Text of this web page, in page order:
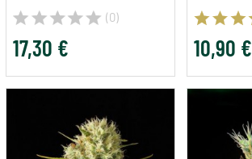
(0)
17,30 € 10,90 €